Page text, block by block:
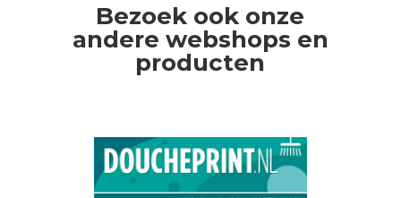
Bezoek ook onze
andere webshops en
producten